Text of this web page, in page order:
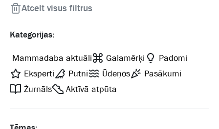
Kategorijas:
Mammadaba aktuāli Galamērķi
Padomi
Eksperti
Putni Ūdeņos
Pasākumi
Žurnāls
Aktīvā atpūta
Atcelt visus filtrus